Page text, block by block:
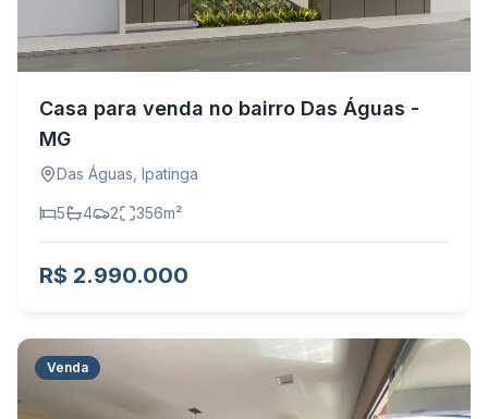
Casa para venda no bairro Das Águas -
MG
Das Águas Ipatinga
5 4 2 356m²
R$ 2.990.000
Venda